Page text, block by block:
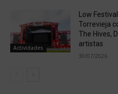
Actividades
Low
Torrevieja
The Hives,
artistas
30/07/2026